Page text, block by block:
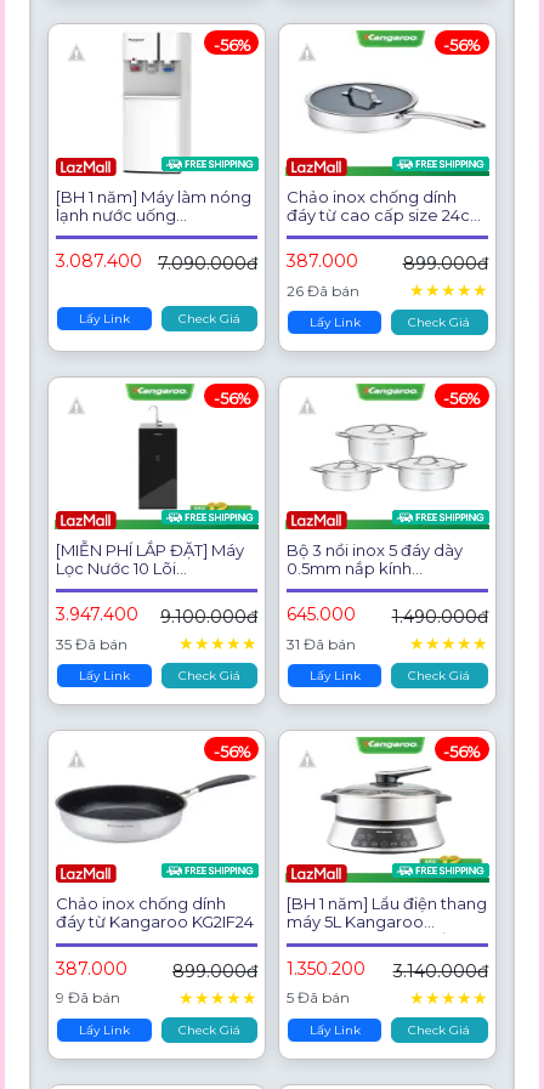
[BH 1 năm] Máy làm nóng
lạnh nước uống
Kangaroo KG59A3
3.087.400 7.090.000đ
Lấy Link Check Giá
-56%
Chảo inox chống dính
đáy từ cao cấp size 24cm
Kangaroo KG01F124
387.000 899.000đ
26 Đã bán ★★★★★
Lấy Link Check Giá
-56%
[MIỄN PHÍ LẮP ĐẶT] Máy
Lọc Nước 10 Lõi
KANGAROO KG116I – LỌC
SẠCH, BỔ SUNG
KHOÁNG CHẤT
3.947.400 9.100.000đ
35 Đã bán ★★★★★
Lấy Link Check Giá
-56%
Bộ 3 nồi inox 5 đáy dày
0.5mm nắp kính
Kangaroo KGIP3B4E
645.000 1.490.000đ
31 Đã bán ★★★★★
Lấy Link Check Giá
-56%
Chảo inox chống dính
đáy từ Kangaroo KG2IF24
387.000 899.000đ
9 Đã bán ★★★★★
Lấy Link Check Giá
-56%
[BH 1 năm] Lẩu điện thang
máy 5L Kangaroo
KGEH5D2 - công suất
1800W
1.350.200 3.140.000đ
5 Đã bán ★★★★★
Lấy Link Check Giá
-56%